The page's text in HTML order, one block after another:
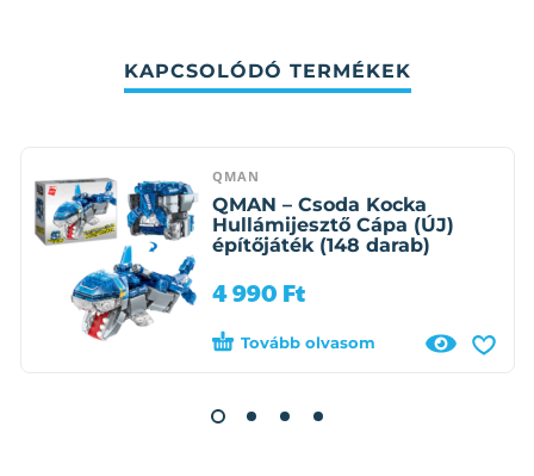
KAPCSOLÓDÓ TERMÉKEK
QMAN
QMAN – Csoda Kocka
Hullámijesztő Cápa (ÚJ)
építőjáték (148 darab)
4 990 Ft
Tovább olvasom